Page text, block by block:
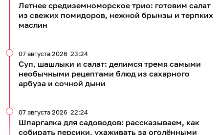
Летнее средиземноморское трио: готовим салат
из свежих помидоров, нежной брынзы и терпких
маслин
Суп, шашлыки и салат: делимся тремя самыми
необычными рецептами блюд из сахарного
арбуза и сочной дыни
07 августа 2026 23:24
Шпаргалка для садоводов: рассказываем, как
собирать персики, ухаживать за оголёнными
07 августа 2026 22:24